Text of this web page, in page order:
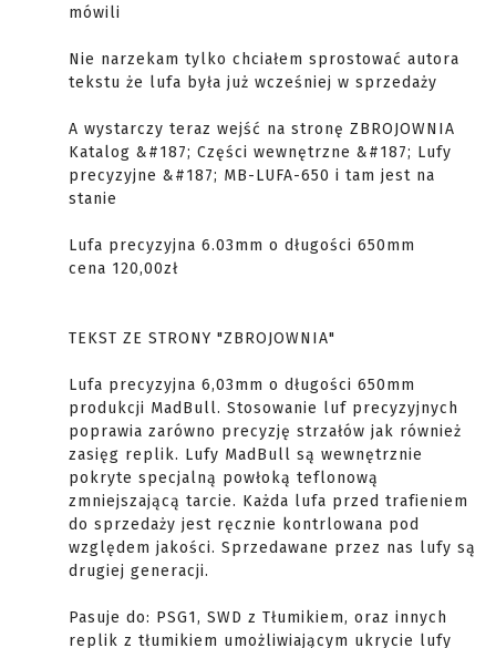
mówili
Nie narzekam tylko chciałem sprostować autora
tekstu że lufa była już wcześniej w sprzedaży
A wystarczy teraz wejść na stronę ZBROJOWNIA
Katalog &#187; Części wewnętrzne &#187; Lufy
precyzyjne &#187; MB-LUFA-650 i tam jest na
stanie
Lufa precyzyjna 6.03mm o długości 650mm
cena 120,00zł
TEKST ZE STRONY "ZBROJOWNIA"
Lufa precyzyjna 6,03mm o długości 650mm
produkcji MadBull. Stosowanie luf precyzyjnych
poprawia zarówno precyzję strzałów jak również
zasięg replik. Lufy MadBull są wewnętrznie
pokryte specjalną powłoką teflonową
zmniejszającą tarcie. Każda lufa przed trafieniem
do sprzedaży jest ręcznie kontrlowana pod
względem jakości. Sprzedawane przez nas lufy są
drugiej generacji.
Pasuje do: PSG1, SWD z Tłumikiem, oraz innych
replik z tłumikiem umożliwiającym ukrycie lufy